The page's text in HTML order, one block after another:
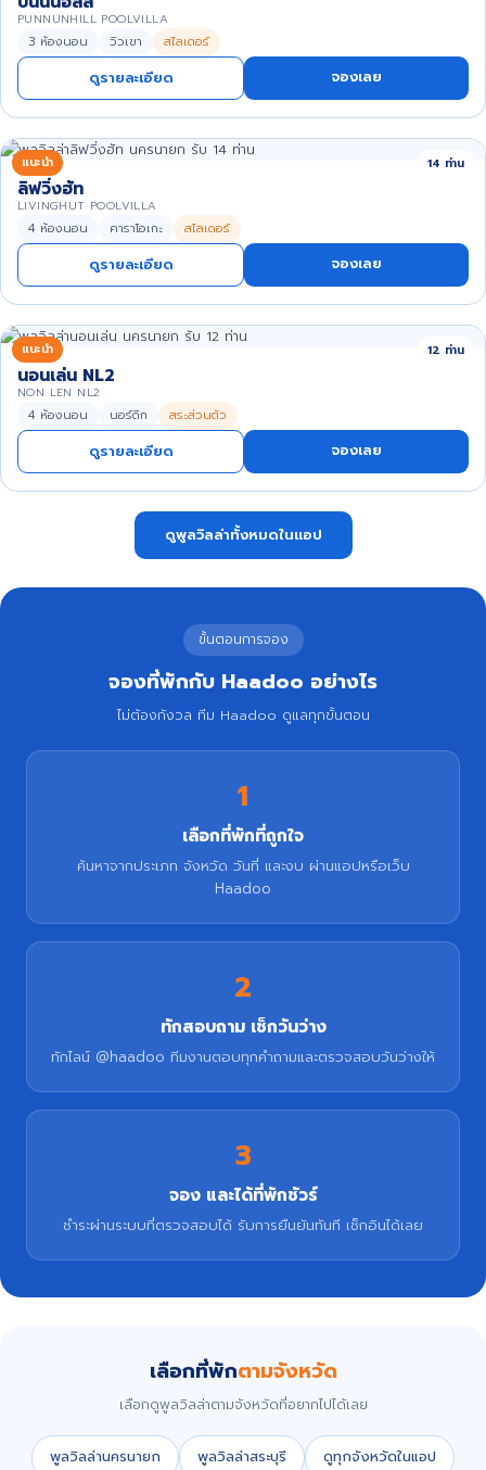
PUNNUNHILL POOLVILLA
3 ห้องนอน วิวเขา สไลเดอร์
ดูรายละเอียด จองเลย
แนะนำ 14 ท่าน
ลิฟวิ่งฮัท
LIVINGHUT POOLVILLA
4 ห้องนอน คาราโอเกะ สไลเดอร์
ดูรายละเอียด จองเลย
แนะนำ 12 ท่าน
นอนเล่น NL2
NON LEN NL2
4 ห้องนอน นอร์ดิก สระส่วนตัว
ดูรายละเอียด จองเลย
ดูพูลวิลล่าทั้งหมดในแอป
ขั้นตอนการจอง
จองที่พักกับ Haadoo อย่างไร
ไม่ต้องกังวล ทีม Haadoo ดูแลทุกขั้นตอน
1
เลือกที่พักที่ถูกใจ
ค้นหาจากประเภท จังหวัด วันที่ และงบ ผ่านแอปหรือเว็บ
Haadoo
2
ทักสอบถาม เช็กวันว่าง
ทักไลน์ @haadoo ทีมงานตอบทุกคำถามและตรวจสอบวันว่างให้
3
จอง และได้ที่พักชัวร์
ชำระผ่านระบบที่ตรวจสอบได้ รับการยืนยันทันที เช็กอินได้เลย
เลือกที่พักตามจังหวัด
เลือกดูพูลวิลล่าตามจังหวัดที่อยากไปได้เลย
พูลวิลล่านครนายก พูลวิลล่าสระบุรี ดูทุกจังหวัดในแอป